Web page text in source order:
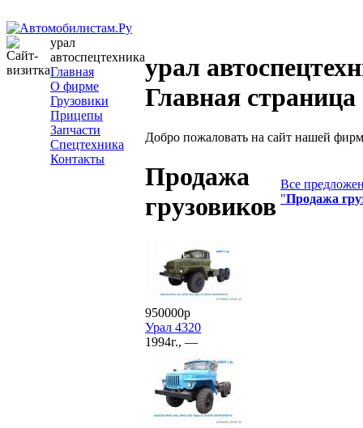
урал
автоспецтехника
Главная
О фирме
Грузовики
Прицепы
Запчасти
Спецтехника
Контакты
урал
Главная страница
Добро пожаловать на сайт нашей
Продажа
грузовиков
Все
"Продажа
950000р
Урал 4320
1994г., —